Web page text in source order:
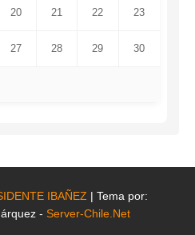
20 21 22 23
27 28 29 30
IBAÑEZ | Tema por:
- Server-Chile.Net